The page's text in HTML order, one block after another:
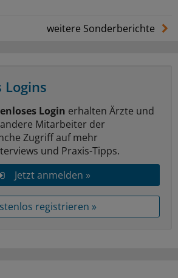
weitere Sonderberichte
Login erhalten Ärzte und
Mitarbeiter der
Zugriff auf mehr
und Praxis-Tipps.
Jetzt anmelden »
registrieren »